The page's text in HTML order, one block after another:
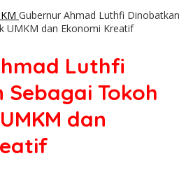
Gubernur Ahmad Luthfi Dinobatkan
UMKM dan Ekonomi Kreatif
Luthfi
Tokoh
dan